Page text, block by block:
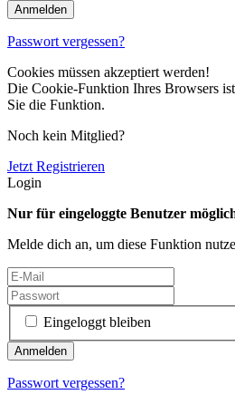
Passwort vergessen?
Cookies müssen akzeptiert werden!
Die Cookie-Funktion Ihres Browsers
Sie die Funktion.
Noch kein Mitglied?
Jetzt Registrieren
Login
Nur für eingeloggte Benutzer
Melde dich an, um diese Funktion
Eingeloggt bleiben
Passwort vergessen?